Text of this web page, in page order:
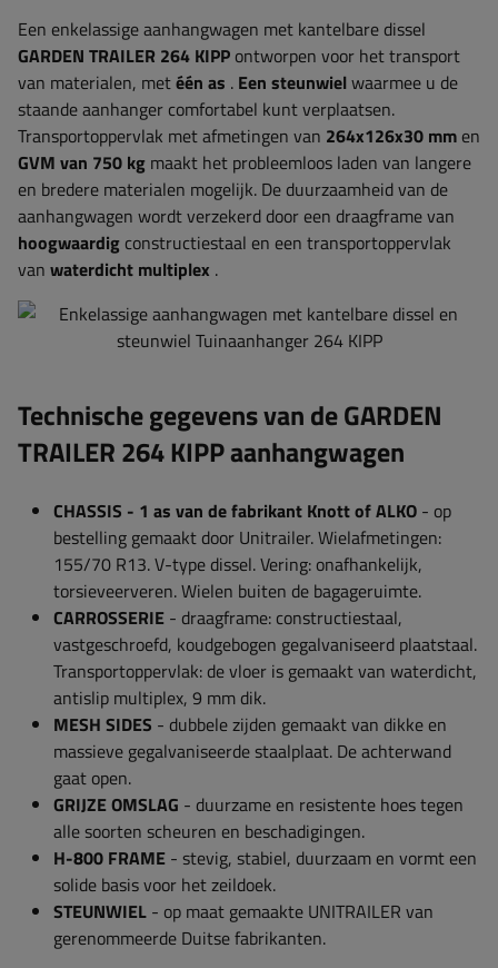
Een enkelassige aanhangwagen met kantelbare dissel
GARDEN TRAILER 264 KIPP ontworpen voor het transport
van materialen, metéén as . Een steunwielwaarmee u de
staande aanhanger comfortabel kunt verplaatsen.
Transportoppervlak met afmetingen van 264x126x30 mm en
GVM van 750 kg maakt het probleemloos laden van langere
en bredere materialen mogelijk. De duurzaamheid van de
aanhangwagen wordt verzekerd door een draagframe van
hoogwaardig constructiestaal en een transportoppervlak
van waterdicht multiplex .
Technische gegevens van de GARDEN
TRAILER 264 KIPP aanhangwagen
CHASSIS - 1 as van de fabrikant Knott of ALKO - op
bestelling gemaakt door Unitrailer. Wielafmetingen:
155/70 R13. V-type dissel. Vering: onafhankelijk,
torsieveerveren. Wielen buiten de bagageruimte.
CARROSSERIE - draagframe: constructiestaal,
vastgeschroefd, koudgebogen gegalvaniseerd plaatstaal.
Transportoppervlak: de vloer is gemaakt van waterdicht,
antislip multiplex, 9 mm dik.
MESH SIDES - dubbele zijden gemaakt van dikke en
massieve gegalvaniseerde staalplaat. De achterwand
gaat open.
GRIJZE OMSLAG - duurzame en resistente hoes tegen
alle soorten scheuren en beschadigingen.
H-800 FRAME - stevig, stabiel, duurzaam en vormt een
solide basis voor het zeildoek.
STEUNWIEL - op maat gemaakte UNITRAILER van
gerenommeerde Duitse fabrikanten.